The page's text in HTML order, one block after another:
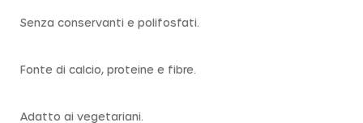
Senza conservanti e polifosfati.
Fonte di calcio, proteine e fibre.
Adatto ai vegetariani.